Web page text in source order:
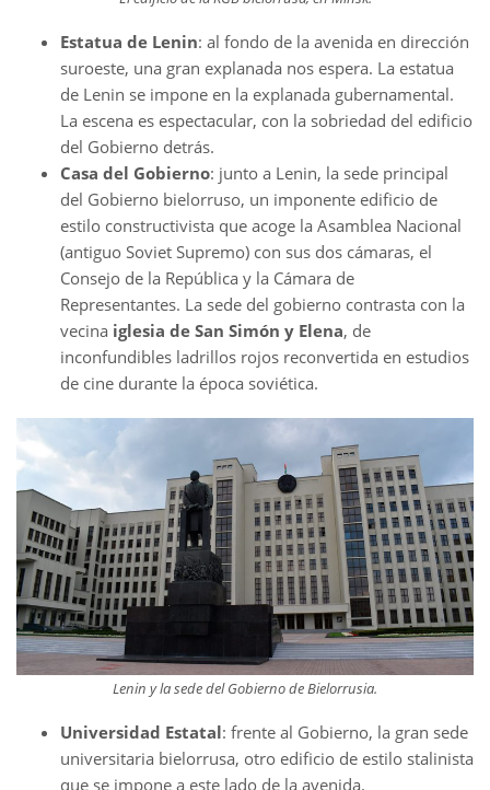
Estatua de Lenin: al fondo de la avenida en dirección
suroeste, una gran explanada nos espera. La estatua
de Lenin se impone en la explanada gubernamental.
La escena es espectacular, con la sobriedad del edificio
del Gobierno detrás.
Casa del Gobierno: junto a Lenin, la sede principal
del Gobierno bielorruso, un imponente edificio de
estilo constructivista que acoge la Asamblea Nacional
(antiguo Soviet Supremo) con sus dos cámaras, el
Consejo de la República y la Cámara de
Representantes. La sede del gobierno contrasta con la
vecina iglesia de San Simón y Elena, de
inconfundibles ladrillos rojos reconvertida en estudios
de cine durante la época soviética.
Lenin y la sede del Gobierno de Bielorrusia.
Universidad Estatal: frente al Gobierno, la gran sede
universitaria bielorrusa, otro edificio de estilo stalinista
que se impone a este lado de la avenida.